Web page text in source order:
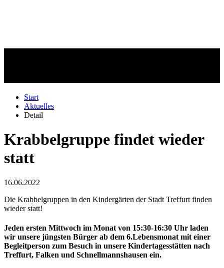
Start
Aktuelles
Detail
Krabbelgruppe findet wieder
statt
16.06.2022
Die Krabbelgruppen in den Kindergärten der Stadt Treffurt finden
wieder statt!
Jeden ersten Mittwoch im Monat von 15:30-16:30 Uhr laden
wir unsere jüngsten Bürger ab dem 6.Lebensmonat mit einer
Begleitperson zum Besuch in unsere Kindertagesstätten nach
Treffurt, Falken und Schnellmannshausen ein.